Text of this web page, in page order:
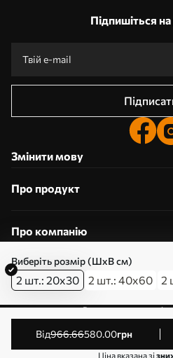
Виберіть розмір (ШхВ см)
2 шт.: 20x30 2 шт.: 40x60 2
від966.66580.00грн
Ціна вказана зі
Підпишіться
Змінити мову
Про продукт
Про компанію
Редагування дозволів
© 2011-2026 Art-holst. Усі
ТОВ “КЛЄВЄР”. Код